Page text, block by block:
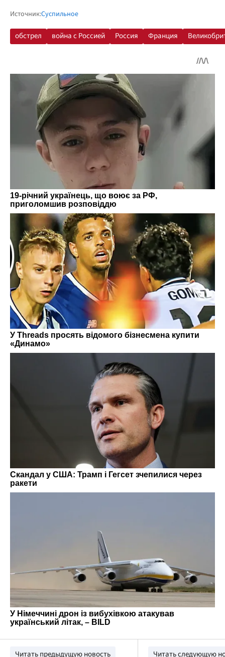
Источник:Суспильное
обстрел война с Россией Россия Франция
Читать предыдущую новость Читать следующую